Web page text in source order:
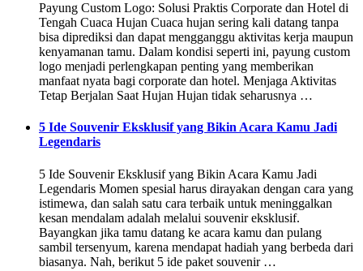
Payung Custom Logo: Solusi Praktis Corporate dan Hotel di
Tengah Cuaca Hujan Cuaca hujan sering kali datang tanpa
bisa diprediksi dan dapat mengganggu aktivitas kerja maupun
kenyamanan tamu. Dalam kondisi seperti ini, payung custom
logo menjadi perlengkapan penting yang memberikan
manfaat nyata bagi corporate dan hotel. Menjaga Aktivitas
Tetap Berjalan Saat Hujan Hujan tidak seharusnya …
5 Ide Souvenir Eksklusif yang Bikin Acara Kamu Jadi
Legendaris
5 Ide Souvenir Eksklusif yang Bikin Acara Kamu Jadi
Legendaris Momen spesial harus dirayakan dengan cara yang
istimewa, dan salah satu cara terbaik untuk meninggalkan
kesan mendalam adalah melalui souvenir eksklusif.
Bayangkan jika tamu datang ke acara kamu dan pulang
sambil tersenyum, karena mendapat hadiah yang berbeda dari
biasanya. Nah, berikut 5 ide paket souvenir …